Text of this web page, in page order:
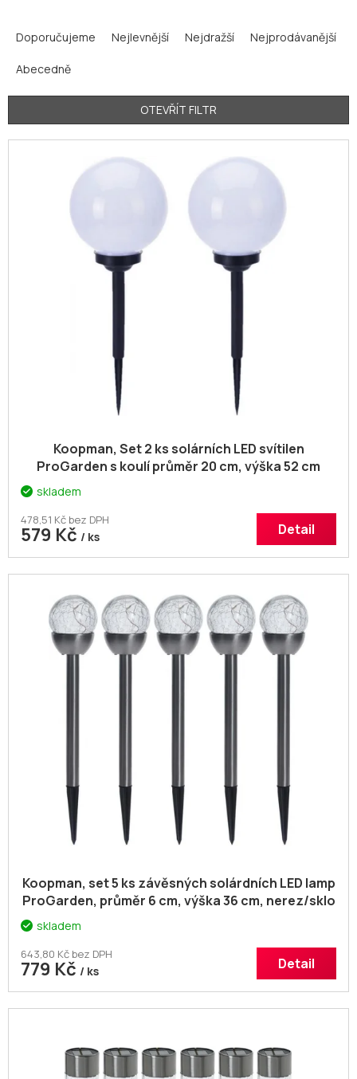
a
e
n
p
Doporučujeme Nejlevnější Nejdražší Nejprodávanější
Abecedně
OTEVŘÍT FILTR
V
Koopman, Set 2 ks solárních LED svítilen
ProGarden s koulí průměr 20 cm, výška 52 cm
skladem
478,51 Kč bez DPH
579 Kč / ks Detail
Koopman, set 5 ks závěsných solárdních LED lamp
ProGarden, průměr 6 cm, výška 36 cm, nerez/sklo
skladem
643,80 Kč bez DPH
779 Kč / ks Detail